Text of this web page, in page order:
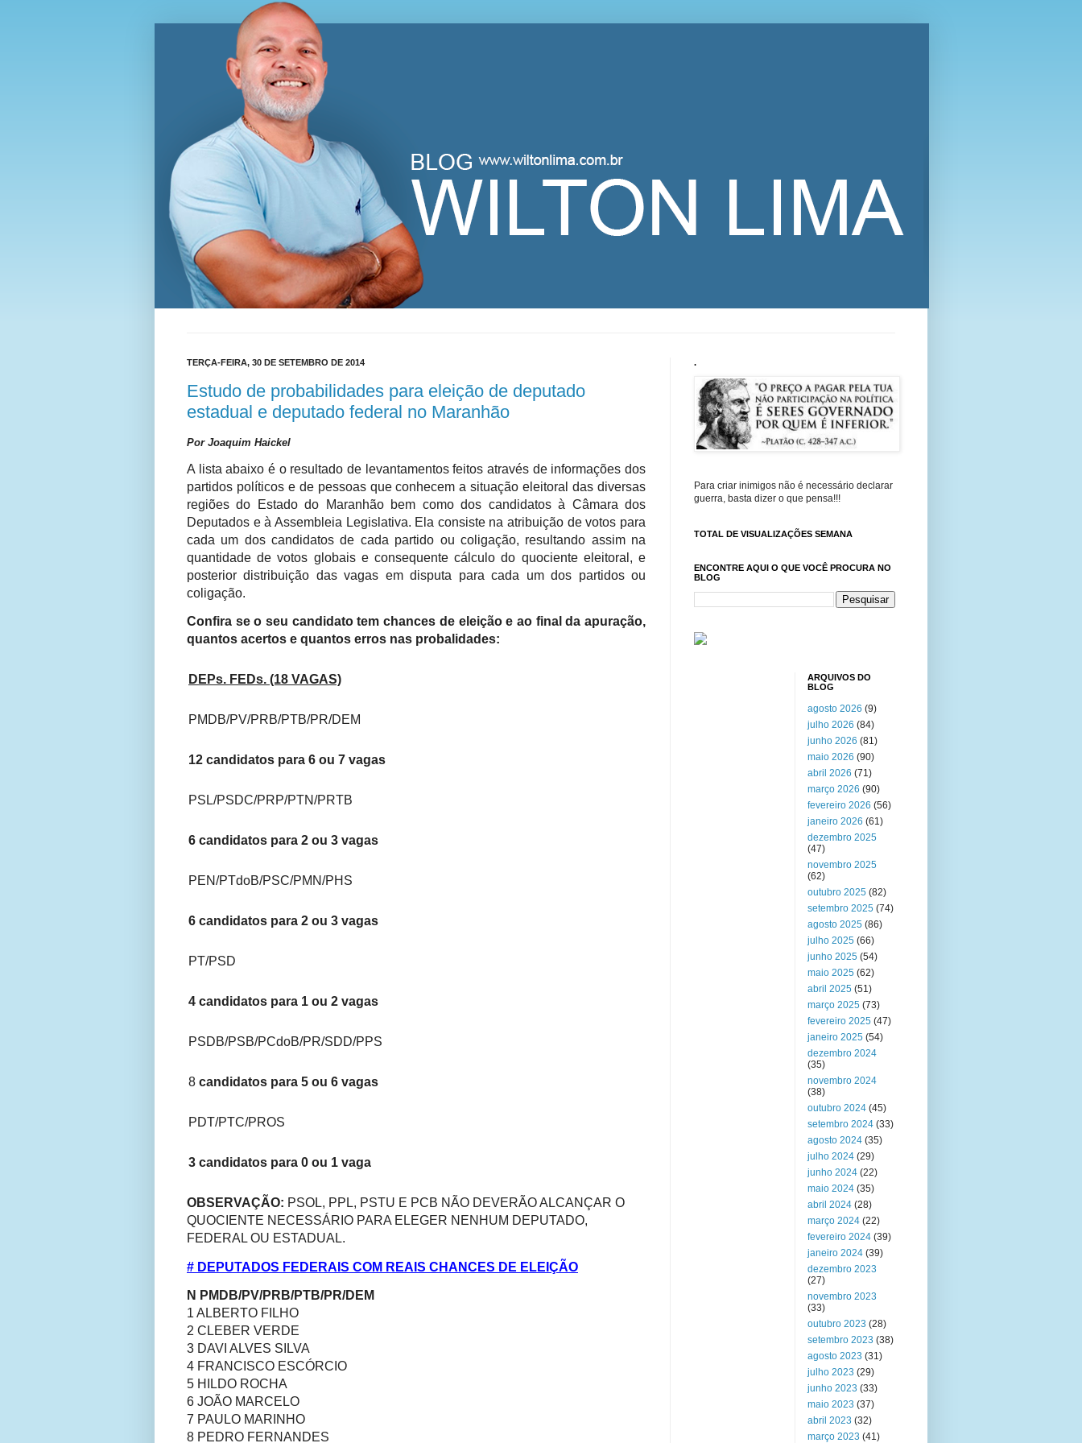
Blog Wilton Lima
TERÇA-FEIRA, 30 DE SETEMBRO DE 2014
Estudo de probabilidades para eleição de deputado
estadual e deputado federal no Maranhão
Por Joaquim Haickel
A lista abaixo é o resultado de levantamentos feitos através de informações dos
partidos políticos e de pessoas que conhecem a situação eleitoral das diversas
regiões do Estado do Maranhão bem como dos candidatos à Câmara dos
Deputados e à Assembleia Legislativa. Ela consiste na atribuição de votos para
cada um dos candidatos de cada partido ou coligação, resultando assim na
quantidade de votos globais e consequente cálculo do quociente eleitoral, e
posterior distribuição das vagas em disputa para cada um dos partidos ou
coligação.
Confira se o seu candidato tem chances de eleição e ao final da apuração,
quantos acertos e quantos erros nas probalidades:
DEPs. FEDs. (18 VAGAS)
PMDB/PV/PRB/PTB/PR/DEM
12 candidatos para 6 ou 7 vagas
PSL/PSDC/PRP/PTN/PRTB
6 candidatos para 2 ou 3 vagas
PEN/PTdoB/PSC/PMN/PHS
6 candidatos para 2 ou 3 vagas
PT/PSD
4 candidatos para 1 ou 2 vagas
PSDB/PSB/PCdoB/PR/SDD/PPS
8 candidatos para 5 ou 6 vagas
PDT/PTC/PROS
3 candidatos para 0 ou 1 vaga
OBSERVAÇÃO: PSOL, PPL, PSTU E PCB NÃO DEVERÃO ALCANÇAR O
QUOCIENTE NECESSÁRIO PARA ELEGER NENHUM DEPUTADO,
FEDERAL OU ESTADUAL.
# DEPUTADOS FEDERAIS COM REAIS CHANCES DE ELEIÇÃO
N PMDB/PV/PRB/PTB/PR/DEM
1 ALBERTO FILHO
2 CLEBER VERDE
3 DAVI ALVES SILVA
4 FRANCISCO ESCÓRCIO
5 HILDO ROCHA
6 JOÃO MARCELO
7 PAULO MARINHO
8 PEDRO FERNANDES
.
Para criar inimigos não é necessário declarar
guerra, basta dizer o que pensa!!!
TOTAL DE VISUALIZAÇÕES SEMANA
ENCONTRE AQUI O QUE VOCÊ PROCURA NO
BLOG
ARQUIVOS DO
BLOG
agosto 2026 (9)
julho 2026 (84)
junho 2026 (81)
maio 2026 (90)
abril 2026 (71)
março 2026 (90)
fevereiro 2026 (56)
janeiro 2026 (61)
dezembro 2025
(47)
novembro 2025
(62)
outubro 2025 (82)
setembro 2025 (74)
agosto 2025 (86)
julho 2025 (66)
junho 2025 (54)
maio 2025 (62)
abril 2025 (51)
março 2025 (73)
fevereiro 2025 (47)
janeiro 2025 (54)
dezembro 2024
(35)
novembro 2024
(38)
outubro 2024 (45)
setembro 2024 (33)
agosto 2024 (35)
julho 2024 (29)
junho 2024 (22)
maio 2024 (35)
abril 2024 (28)
março 2024 (22)
fevereiro 2024 (39)
janeiro 2024 (39)
dezembro 2023
(27)
novembro 2023
(33)
outubro 2023 (28)
setembro 2023 (38)
agosto 2023 (31)
julho 2023 (29)
junho 2023 (33)
maio 2023 (37)
abril 2023 (32)
março 2023 (41)